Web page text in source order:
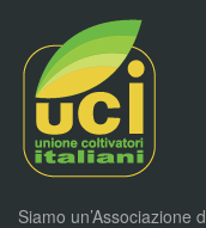
Siamo un’Associazione